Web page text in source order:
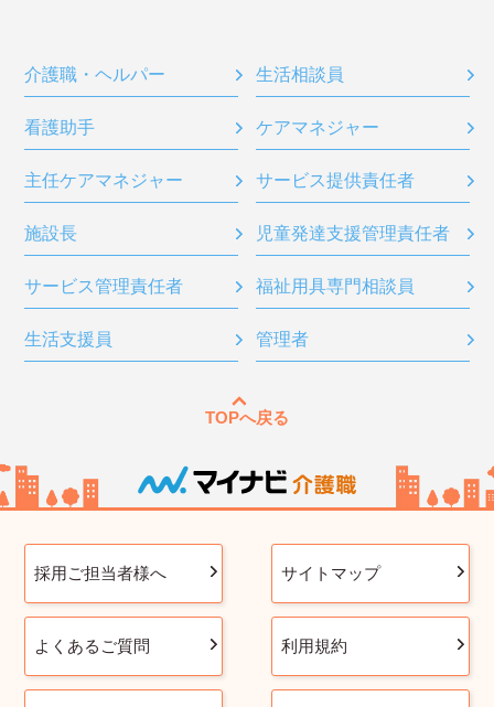
介護職・ヘルパー 生活相談員
看護助手 ケアマネジャー
主任ケアマネジャー サービス提供責任者
施設長 児童発達支援管理責任者
サービス管理責任者 福祉用具専門相談員
生活支援員 管理者
TOPへ戻る
採用ご担当者様へ サイトマップ
よくあるご質問 利用規約